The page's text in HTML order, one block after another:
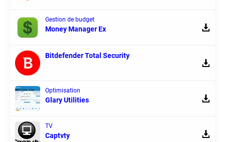
Gestion de budget
Money Manager Ex
Bitdefender Total Security
Optimisation
Glary Utilities
TV
Captvty